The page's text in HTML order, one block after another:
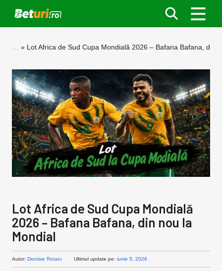
Lot Africa de Sud Cupa Mondială 2026 – Bafana Bafana, din
Lot Africa de Sud Cupa Mondială
2026 – Bafana Bafana, din nou la
Mondial
Autor: Dionisie Rotaru Ultimul update pe: iunie 5, 2026